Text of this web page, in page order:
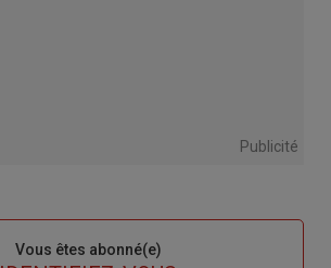
Publicité
Vous êtes abonné(e)